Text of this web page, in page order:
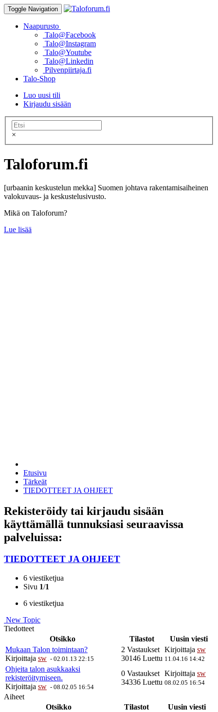
Toggle Navigation
Naapurusto
Talo@Facebook
Talo@Instagram
Talo@Youtube
Talo@Linkedin
Pilvenpiirtaja.fi
Talo-Shop
Luo uusi tili
Kirjaudu sisään
×
Taloforum.fi
[urbaanin keskustelun mekka] Suomen johtava rakentamisaiheinen
valokuvaus- ja keskustelusivusto.
Mikä on Taloforum?
Lue lisää
Etusivu
Tärkeät
TIEDOTTEET JA OHJEET
Rekisteröidy tai kirjaudu sisään
käyttämällä tunnuksiasi seuraavissa
palveluissa:
TIEDOTTEET JA OHJEET
6 viestiketjua
Sivu 1/1
6 viestiketjua
New Topic
Tiedotteet
Otsikko
Tilastot
Uusin viesti
Mukaan Talon toimintaan?
Kirjoittaja sw - 02.01.13 22:15
2 Vastaukset
30146 Luettu
Kirjoittaja sw
11.04.16 14:42
Ohjeita talon asukkaaksi
rekisteröitymiseen.
Kirjoittaja sw - 08.02.05 16:54
0 Vastaukset
34336 Luettu
Kirjoittaja sw
08.02.05 16:54
Aiheet
Otsikko
Tilastot
Uusin viesti